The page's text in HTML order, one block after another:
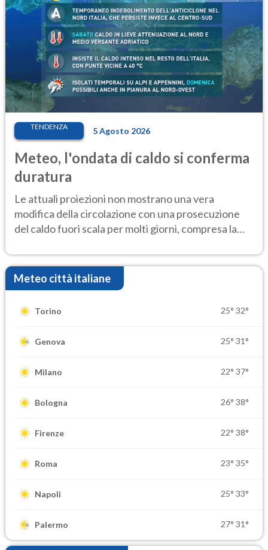
TENDENZA 5 Agosto 2026
Meteo, l'ondata di caldo si conferma
duratura
Le attuali proiezioni non mostrano una vera
modifica della circolazione con una prosecuzione
del caldo fuori scala per molti giorni, compresa la
Meteo città italiane
Torino 25° 32°
Genova 25° 31°
Milano 22° 37°
Bologna 26° 38°
Firenze 22° 38°
Roma 23° 35°
Napoli 25° 33°
Palermo 27° 31°